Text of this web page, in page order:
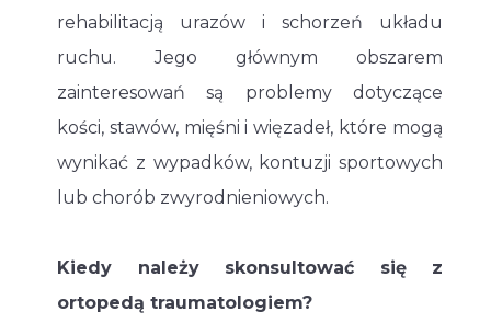
rehabilitacją urazów i schorzeń układu
ruchu. Jego głównym obszarem
zainteresowań są problemy dotyczące
kości, stawów, mięśni i więzadeł, które mogą
wynikać z wypadków, kontuzji sportowych
lub chorób zwyrodnieniowych.
Kiedy należy skonsultować się z
ortopedą traumatologiem?